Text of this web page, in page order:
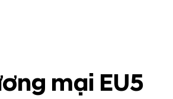
mại EU5